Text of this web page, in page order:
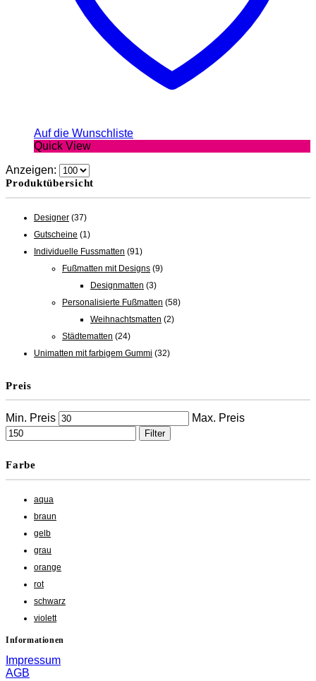
Auf die Wunschliste
Quick View
Anzeigen:
Produktübersicht
Designer (37)
Gutscheine (1)
Individuelle Fussmatten (91)
Fußmatten mit Designs (9)
Designmatten (3)
Personalisierte Fußmatten (58)
Weihnachtsmatten (2)
Städtematten (24)
Unimatten mit farbigem Gummi (32)
Preis
Min. Preis Max. Preis
Filter
Farbe
aqua
braun
gelb
grau
orange
rot
schwarz
violett
Informationen
Impressum
AGB